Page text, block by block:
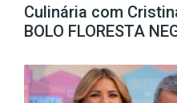
Culinária com
BOLO FLORESTA